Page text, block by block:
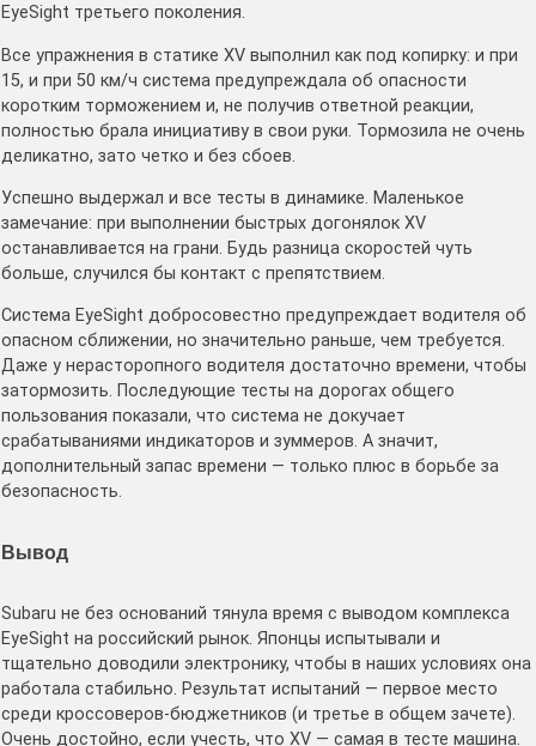
EyeSight третьего поколения.
Все упражнения в статике XV выполнил как под копирку: и при
15, и при 50 км/ч система предупреждала об опасности
коротким торможением и, не получив ответной реакции,
полностью брала инициативу в свои руки. Тормозила не очень
деликатно, зато четко и без сбоев.
Успешно выдержал и все тесты в динамике. Маленькое
замечание: при выполнении быстрых догонялок XV
останавливается на грани. Будь разница скоростей чуть
больше, случился бы контакт с препятствием.
Система EyeSight добросовестно предупреждает водителя об
опасном сближении, но значительно раньше, чем требуется.
Даже у нерасторопного водителя достаточно времени, чтобы
затормозить. Последующие тесты на дорогах общего
пользования показали, что система не докучает
срабатываниями индикаторов и зуммеров. А значит,
дополнительный запас времени — только плюс в борьбе за
безопасность.
Вывод
Subaru не без оснований тянула время с выводом комплекса
EyeSight на российский рынок. Японцы испытывали и
тщательно доводили электронику, чтобы в наших условиях она
работала стабильно. Результат испытаний — первое место
среди кроссоверов-бюджетников (и третье в общем зачете).
Очень достойно, если учесть, что XV — самая в тесте машина.